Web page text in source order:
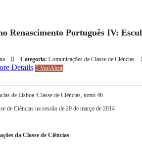
Renascimento Português IV:
Categoria: Comunicações da Classe de Ciências
Details
Ver/Abrir
de Lisboa :Classe de Ciências, tomo 46
de Ciências na sessão de 20 de março de 2014
da Classe de Ciências